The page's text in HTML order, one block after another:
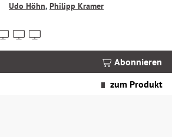
Udo Höhn, Philipp Kramer
Abonnieren
zum Produkt